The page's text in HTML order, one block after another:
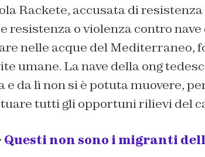
Rackete, accusata di
resistenza o violenza contro nave
nelle acque del Mediterraneo,
umane. La nave della ong
e da lì non si è potuta muovere,
tutti gli opportuni rilievi del
Questi non sono i migranti